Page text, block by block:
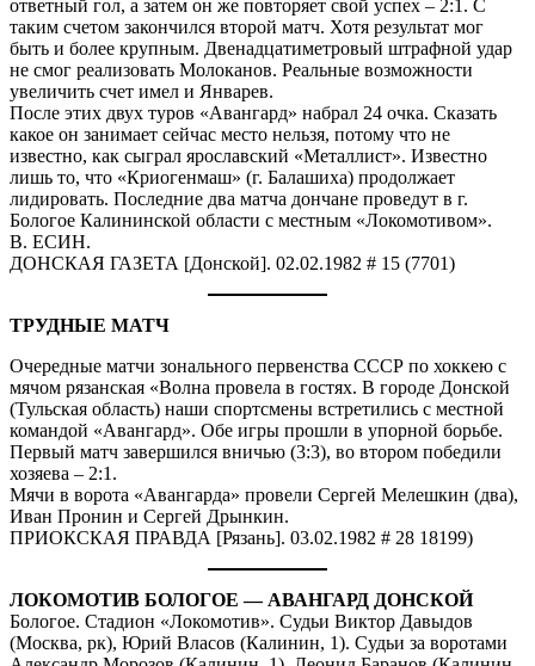
ответный гол, а затем он же повторяет свой успех – 2:1. С
таким счетом закончился второй матч. Хотя результат мог
быть и более крупным. Двенадцатиметровый штрафной удар
не смог реализовать Молоканов. Реальные возможности
увеличить счет имел и Январев.
После этих двух туров «Авангард» набрал 24 очка. Сказать
какое он занимает сейчас место нельзя, потому что не
известно, как сыграл ярославский «Металлист». Известно
лишь то, что «Криогенмаш» (г. Балашиха) продолжает
лидировать. Последние два матча дончане проведут в г.
Бологое Калининской области с местным «Локомотивом».
В. ЕСИН.
ДОНСКАЯ ГАЗЕТА [Донской]. 02.02.1982 # 15 (7701)
ТРУДНЫЕ МАТЧ
Очередные матчи зонального первенства СССР по хоккею с
мячом рязанская «Волна провела в гостях. В городе Донской
(Тульская область) наши спортсмены встретились с местной
командой «Авангард». Обе игры прошли в упорной борьбе.
Первый матч завершился вничью (3:3), во втором победили
хозяева – 2:1.
Мячи в ворота «Авангарда» провели Сергей Мелешкин (два),
Иван Пронин и Сергей Дрынкин.
ПРИОКСКАЯ ПРАВДА [Рязань]. 03.02.1982 # 28 18199)
ЛОКОМОТИВ БОЛОГОЕ — АВАНГАРД ДОНСКОЙ
Бологое. Стадион «Локомотив». Судьи Виктор Давыдов
(Москва, рк), Юрий Власов (Калинин, 1). Судьи за воротами